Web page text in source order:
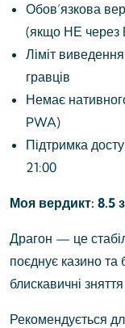
Обов’язкова
(якщо НЕ через
Ліміт
гравців
Немає
PWA)
Підтримка
21:00
Моя вердикт: 8.5
Драгон — це
поєднує казино та
блискавичні
Рекомендується